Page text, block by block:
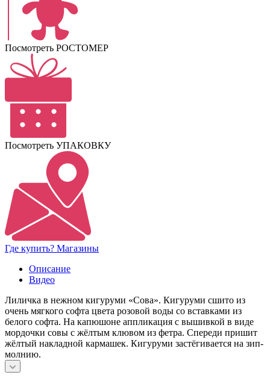
Посмотреть РОСТОМЕР
Посмотреть УПАКОВКУ
Где купить? Магазины
Описание
Видео
Лиличка в нежном кигуруми «Сова». Кигуруми сшито из
очень мягкого софта цвета розовой воды со вставками из
белого софта. На капюшоне аппликация с вышивкой в виде
мордочки совы с жёлтым клювом из фетра. Спереди пришит
жёлтый накладной кармашек. Кигуруми застёгивается на зип-
молнию.